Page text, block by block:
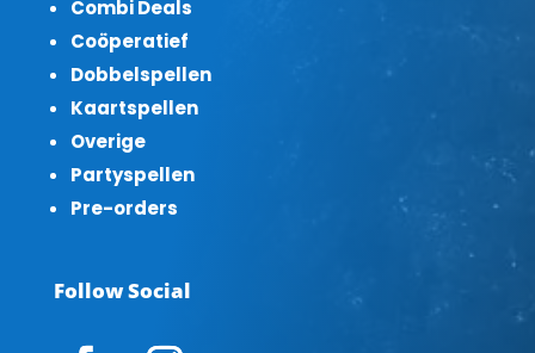
Combi Deals
Coöperatief
Dobbelspellen
Kaartspellen
Overige
Partyspellen
Pre-orders
Follow Social